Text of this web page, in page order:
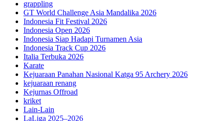
grappling
GT World Challenge Asia Mandalika 2026
Indonesia Fit Festival 2026
Indonesia Open 2026
Indonesia Siap Hadapi Turnamen Asia
Indonesia Track Cup 2026
Italia Terbuka 2026
Karate
Kejuaraan Panahan Nasional Katga 95 Archery 2026
kejuaraan renang
Kejurnas Offroad
kriket
Lain-Lain
LaLiga 2025–2026